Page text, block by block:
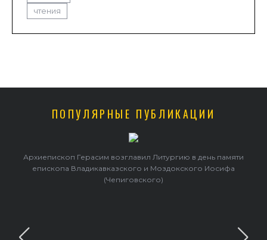
чтения
ПОПУЛЯРНЫЕ ПУБЛИКАЦИИ
Архиепископ Герасим возглавил Литургию в день памяти
епископа Владикавказского и Моздокского Иосифа
(Чепиговского)